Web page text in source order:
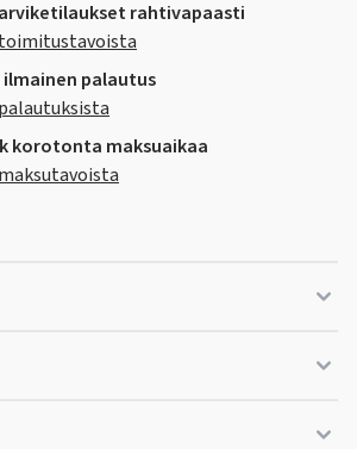
rahtivapaasti
ilmainen palautus
korotonta maksuaikaa